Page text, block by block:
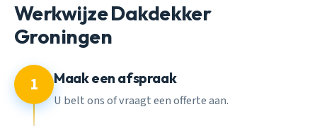
Werkwijze Dakdekker
Groningen
1 Maak een afspraak
U belt ons of vraagt een offerte aan.